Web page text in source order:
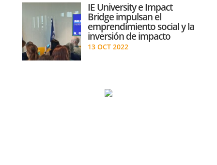
IE University e Impact
Bridge impulsan el
emprendimiento social y la
inversión de impacto
13 OCT 2022